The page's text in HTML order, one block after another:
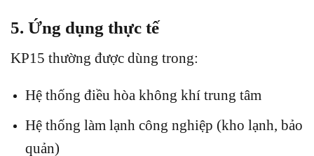
5. Ứng dụng thực tế
KP15 thường được dùng trong:
Hệ thống điều hòa không khí trung tâm
Hệ thống làm lạnh công nghiệp (kho lạnh, bảo
quản)